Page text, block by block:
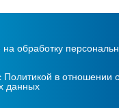
обработку
Политикой в отношении
данных